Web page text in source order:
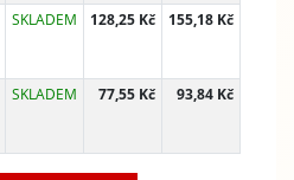
SKLADEM 128,25 Kč 155,18 Kč
SKLADEM 77,55 Kč 93,84 Kč